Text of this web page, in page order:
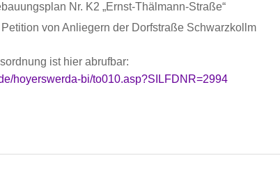
Nr. K2 „Ernst-Thälmann-Straße“
von Anliegern der Dorfstraße Schwarzkollm
ist hier abrufbar:
hoyerswerda-bi/to010.asp?SILFDNR=2994